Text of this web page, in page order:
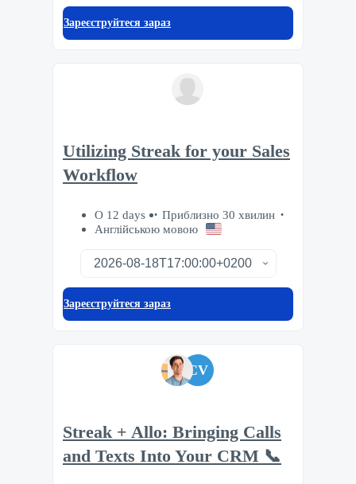
Зареєструйтеся зараз
Utilizing Streak for your Sales
Workflow
О 12 days
Приблизно 30 хвилин
Англійською мовою
Зареєструйтеся зараз
CV
Streak + Allo: Bringing Calls
and Texts Into Your CRM 📞